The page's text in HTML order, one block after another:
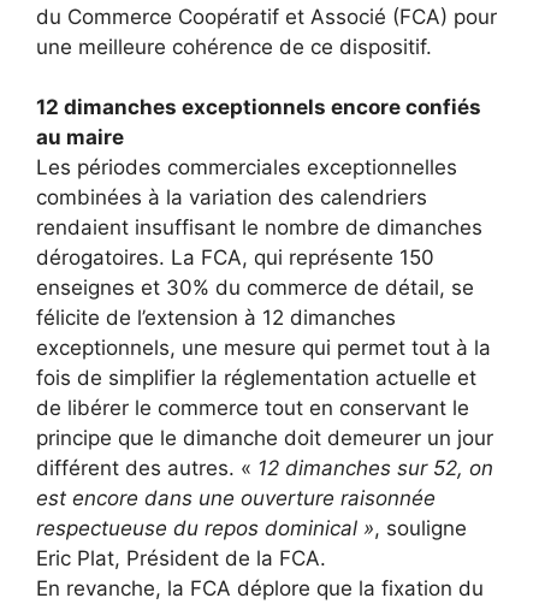
du Commerce Coopératif et Associé (FCA) pour
une meilleure cohérence de ce dispositif.
12 dimanches exceptionnels encore confiés
au maire
Les périodes commerciales exceptionnelles
combinées à la variation des calendriers
rendaient insuffisant le nombre de dimanches
dérogatoires. La FCA, qui représente 150
enseignes et 30% du commerce de détail, se
félicite de l’extension à 12 dimanches
exceptionnels, une mesure qui permet tout à la
fois de simplifier la réglementation actuelle et
de libérer le commerce tout en conservant le
principe que le dimanche doit demeurer un jour
différent des autres. « 12 dimanches sur 52, on
est encore dans une ouverture raisonnée
respectueuse du repos dominical », souligne
Eric Plat, Président de la FCA.
En revanche, la FCA déplore que la fixation du